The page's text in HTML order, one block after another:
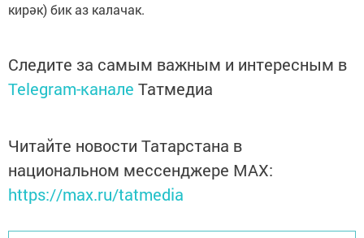
кирәк) бик аз калачак.
Следите за самым важным и интересным в
Telegram-канале Татмедиа
Читайте новости Татарстана в
национальном мессенджере MАХ:
https://max.ru/tatmedia